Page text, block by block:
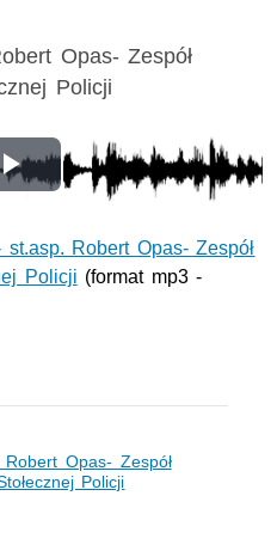
Opas- Zespół
Policji
Odtwórz
wideoRobert Opas- Zespół
Policji (format mp3 -
Opas- Zespół
Policji